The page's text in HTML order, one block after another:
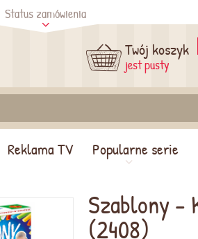
Sprawdź
Status zamówienia
Twój koszyk
jest pusty
Reklama TV Popularne serie
Szablony -
(2408)